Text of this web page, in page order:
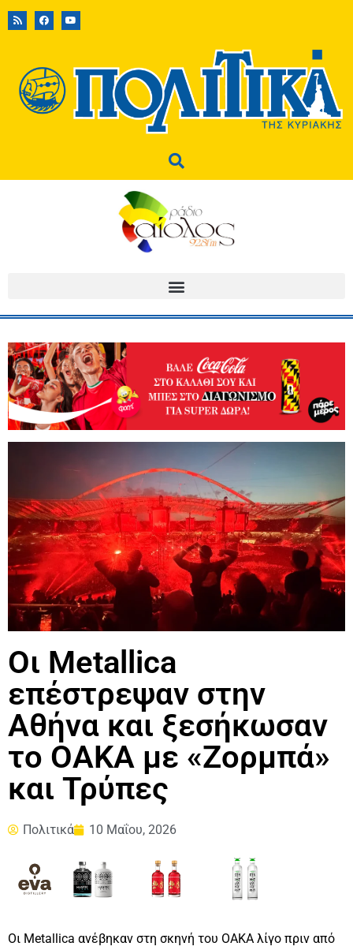
Οι Metallica
επέστρεψαν στην
Αθήνα και ξεσήκωσαν
το ΟΑΚΑ με «Ζορμπά»
και Τρύπες
Πολιτικά 10 Μαΐου, 2026
Οι Metallica ανέβηκαν στη σκηνή του ΟΑΚΑ λίγο πριν από